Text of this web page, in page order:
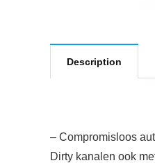
Description
– Compromisloos
Dirty kanalen ook